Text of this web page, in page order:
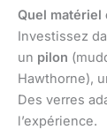
Quel
Investissez
un pilon
Hawthorne),
Des verres
l’expérience.